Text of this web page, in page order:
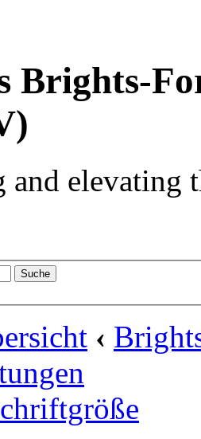
Brights-
elevating
‹